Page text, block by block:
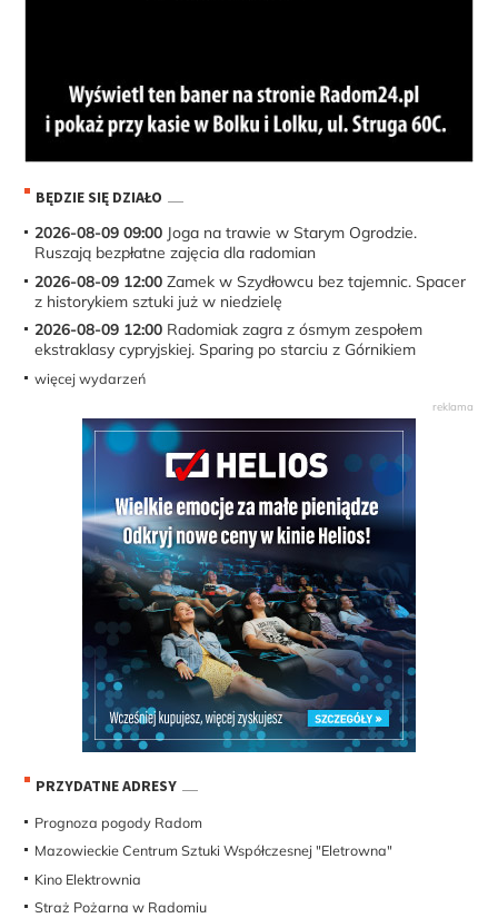
BĘDZIE SIĘ DZIAŁO
2026-08-09 09:00 Joga na trawie w Starym Ogrodzie.
Ruszają bezpłatne zajęcia dla radomian
2026-08-09 12:00 Zamek w Szydłowcu bez tajemnic. Spacer
z historykiem sztuki już w niedzielę
2026-08-09 12:00 Radomiak zagra z ósmym zespołem
ekstraklasy cypryjskiej. Sparing po starciu z Górnikiem
więcej wydarzeń
PRZYDATNE ADRESY
Prognoza pogody Radom
Mazowieckie Centrum Sztuki Współczesnej "Eletrowna"
Kino Elektrownia
Straż Pożarna w Radomiu